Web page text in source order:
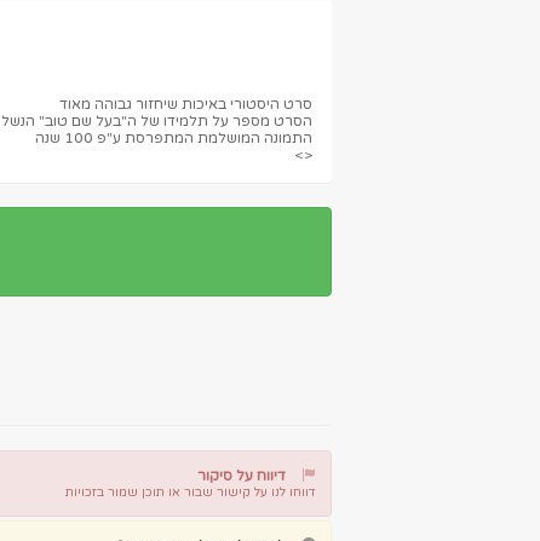
סרט היסטורי באיכות שיחזור גבוהה מאוד
הסרט מספר על תלמידו של ה"בעל שם טוב" הנשלח
התמונה המושלמת המתפרסת ע"פ 100 שנה
<>
דיווח על סיקור
דווחו לנו על קישור שבור או תוכן שמור בזכויות
דיווח על קישור שבור
דיווח על תוכן מפר זכויות